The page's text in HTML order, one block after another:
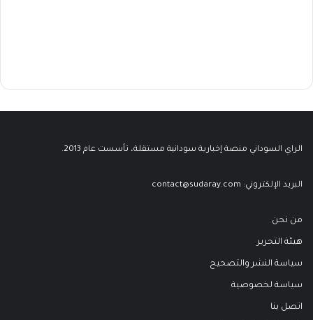
الراي السوداني منصة إخبارية سودانية مستقلة، تأسست عام 2013.
البريد الإلكتروني: contact@sudaray.com
من نحن
هيئة التحرير
سياسة النشر والتصحيح
سياسة لخصوصية
اتصل بنا